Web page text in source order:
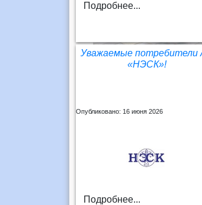
Подробнее...
Уважаемые потребители
«НЭСК»!
Опубликовано: 16 июня 2026
Подробнее...